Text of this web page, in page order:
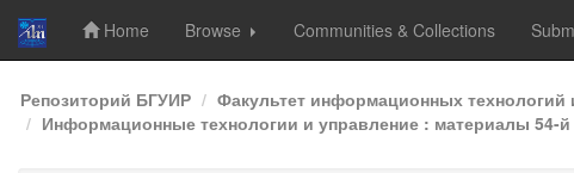
Skip
navigation
Home Browse Communities & Collections
Репозиторий БГУИР Факультет информационных технологий
Информационные технологии и управление : материалы 54-